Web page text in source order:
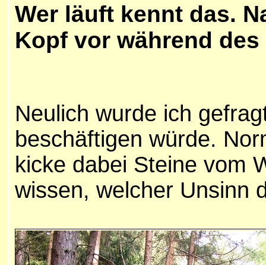
Wer läuft kennt das.
Kopf vor während
Neulich wurde ich
beschäftigen würde.
kicke dabei Steine vom
wissen, welcher Unsinn